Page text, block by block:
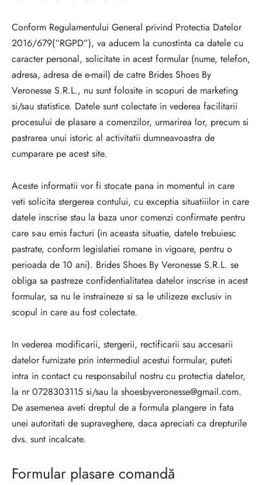
Conform Regulamentului General privind Protectia Datelor
2016/679(“RGPD”), va aducem la cunostinta ca datele cu
caracter personal, solicitate in acest formular (nume, telefon,
adresa, adresa de e-mail) de catre Brides Shoes By
Veronesse S.R.L., nu sunt folosite in scopuri de marketing
si/sau statistice. Datele sunt colectate in vederea facilitarii
procesului de plasare a comenzilor, urmarirea lor, precum si
pastrarea unui istoric al activitatii dumneavoastra de
cumparare pe acest site.
Aceste informatii vor fi stocate pana in momentul in care
veti solicita stergerea contului, cu exceptia situatiiilor in care
datele inscrise stau la baza unor comenzi confirmate pentru
care s-au emis facturi (in aceasta situatie, datele trebuiesc
pastrate, conform legislatiei romane in vigoare, pentru o
perioada de 10 ani). Brides Shoes By Veronesse S.R.L. se
obliga sa pastreze confidentialitatea datelor inscrise in acest
formular, sa nu le instraineze si sa le utilizeze exclusiv in
scopul in care au fost colectate.
In vederea modificarii, stergerii, rectificarii sau accesarii
datelor furnizate prin intermediul acestui formular, puteti
intra in contact cu responsabilul nostru cu protectia datelor,
la nr 0728303115 si/sau la shoesbyveronesse@gmail.com.
De asemenea aveti dreptul de a formula plangere in fata
unei autoritati de supraveghere, daca apreciati ca drepturile
dvs. sunt incalcate.
Formular plasare comandă